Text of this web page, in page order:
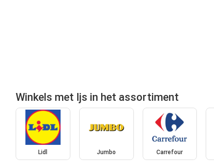
Winkels met Ijs in het assortiment
Lidl Jumbo Carrefour